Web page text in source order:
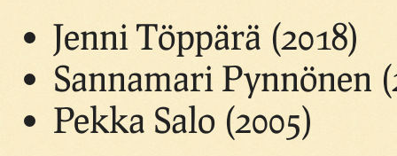
Jenni Töppärä (2018)
Sannamari Pynnönen
Pekka Salo (2005)